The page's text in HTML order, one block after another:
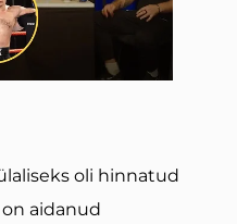
oli hinnatud
on aidanud